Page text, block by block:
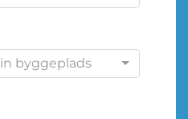
byggeplads